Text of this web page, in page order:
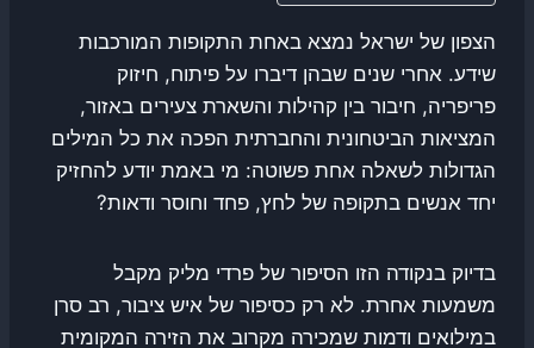
הצפון של ישראל נמצא באחת התקופות המורכבות
שידע. אחרי שנים שבהן דיברו על פיתוח, חיזוק
פריפריה, חיבור בין קהילות והשארת צעירים באזור,
המציאות הביטחונית והחברתית הפכה את כל המילים
הגדולות לשאלה אחת פשוטה: מי באמת יודע להחזיק
יחד אנשים בתקופה של לחץ, פחד וחוסר ודאות?
בדיוק בנקודה הזו הסיפור של פרדי מליק מקבל
משמעות אחרת. לא רק כסיפור של איש ציבור, רב סרן
במילואים ודמות שמכירה מקרוב את הזירה המקומית